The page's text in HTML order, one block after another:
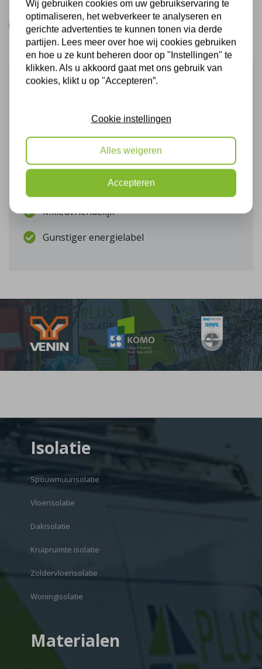
Bel mij terug
Onze voordelen
Energiebesparend
Snelle terugverdientijd
Beter wooncomfort
Milieuvriendelijk
Gunstiger energielabel
Isolatie
Spouwmuurisolatie
Vloerisolatie
Dakisolatie
Kruipruimte isolatie
Zoldervloerisolatie
Woningisolatie
Materialen
Wij gebruiken cookies om uw gebruikservaring te
optimaliseren, het webverkeer te analyseren en
gerichte advertenties te kunnen tonen via derde
partijen. Lees meer over hoe wij cookies gebruiken
en hoe u ze kunt beheren door op "Instellingen" te
klikken. Als u akkoord gaat met ons gebruik van
cookies, klikt u op "Accepteren”.
Cookie instellingen
Alles weigeren
Accepteren